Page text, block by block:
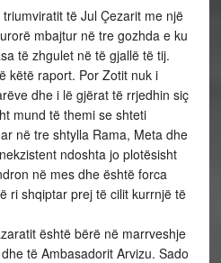
të Jul Çezarit me një
mbajtur në tre gozhda e ku
të zhgulet në të gjallë të tij.
këtë raport. Por Zotit nuk i
dhe i lë gjërat të rrjedhin siç
mund të themi se shteti
në tre shtylla Rama, Meta dhe
ndoshta jo plotësisht
në mes dhe është forca
ri shqiptar prej të cilit kurrnjë të
është bërë në marrveshje
të Ambasadorit Arvizu. Sado